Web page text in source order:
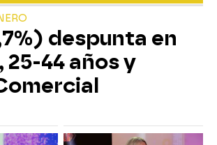
despunta en
25-44 años y